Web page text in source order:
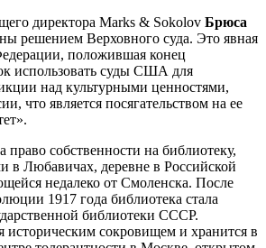
директора Marks & Sokolov Брюса
решением Верховного суда. Это явная
положившая конец
использовать суды США для
над культурными ценностями,
что является посягательством на ее
право собственности на библиотеку,
в Любавичах, деревне в Российской
недалеко от Смоленска. После
1917 года библиотека стала
библиотеки СССР.
историческим сокровищем и хранится в